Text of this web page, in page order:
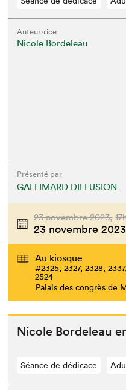
Auteur·rice
Nicole Bordeleau
Présenté par
GALLIMARD DIFFUSION
23 novembre 2023,
23 novembre
Au kiosque
#2325, 2327, 2328,
2524
Palais des congrès de
Nicole Bor­de­leau
Séance de dédicace